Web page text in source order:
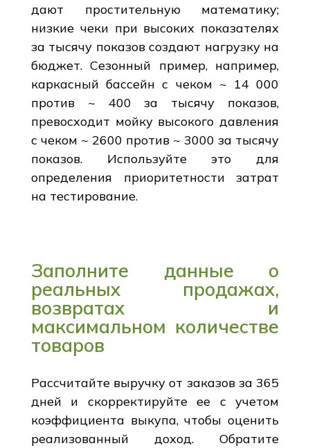
дают простительную математику;
низкие чеки при высоких показателях
за тысячу показов создают нагрузку на
бюджет. Сезонный пример, например,
каркасный бассейн с чеком ~ 14 000
против ~ 400 за тысячу показов,
превосходит мойку высокого давления
с чеком ~ 2600 против ~ 3000 за тысячу
показов. Используйте это для
определения приоритетности затрат
на тестирование.
Заполните данные о
реальных продажах,
возвратах и
максимальном количестве
товаров
Рассчитайте выручку от заказов за 365
дней и скорректируйте ее с учетом
коэффициента выкупа, чтобы оценить
реализованный доход. Обратите